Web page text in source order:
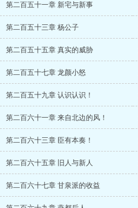
第二百五十一章 新宅与新事
第二百五十三章 杨公子
第二百五十五章 真实的威胁
第二百五十七章 龙颜小怒
第二百五十九章 认识认识！
第二百六十一章 来自北边的风！
第二百六十三章 臣有本奏！
第二百六十五章 旧人与新人
第二百六十七章 甘泉派的收益